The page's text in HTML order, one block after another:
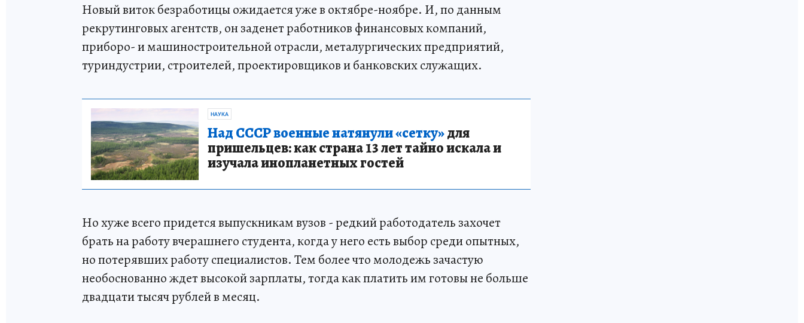
Новый виток безработицы ожидается уже в октябре-ноябре. И, по данным
рекрутинговых агентств, он заденет работников финансовых компаний,
приборо- и машиностроительной отрасли, металургических предприятий,
туриндустрии, строителей, проектировщиков и банковских служащих.
НАУКА
Над СССР военные натянули «сетку»для
пришельцев: как страна 13 лет тайно искала и
изучала инопланетных гостей
Но хуже всего придется выпускникам вузов - редкий работодатель захочет
брать на работу вчерашнего студента, когда у него есть выбор среди опытных,
но потерявших работу специалистов. Тем более что молодежь зачастую
необоснованно ждет высокой зарплаты, тогда как платить им готовы не больше
двадцати тысяч рублей в месяц.